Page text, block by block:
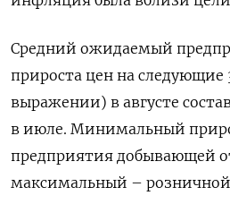
Средний ожидаемый
прироста цен на следующие
выражении) в августе
в июле. Минимальный
предприятия добывающей
максимальный – розничной